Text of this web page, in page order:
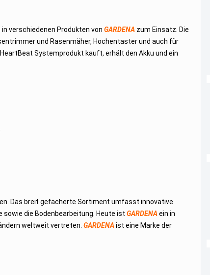
verschiedenen Produkten vonGARDENA zum Einsatz. Die
und Rasenmäher, Hochentaster und auch für
HeartBeat Systemprodukt kauft, erhält den Akku und ein
Das breit gefächerte Sortiment umfasst innovative
sowie die Bodenbearbeitung. Heute istGARDENA ein in
weltweit vertreten.GARDENA ist eine Marke der